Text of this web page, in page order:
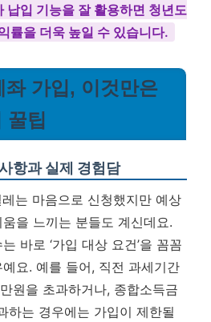
납입 기능을 잘 활용하면 청년도
률을 더욱 높일 수 있습니다.
가입, 이것만은
꿀팁
항과 실제 경험담
는 마음으로 신청했지만 예상
을 느끼는 분들도 계신데요.
바로 ‘가입 대상 요건’을 꼼꼼
요. 예를 들어, 직전 과세기간
원을 초과하거나, 종합소득금
하는 경우에는 가입이 제한될